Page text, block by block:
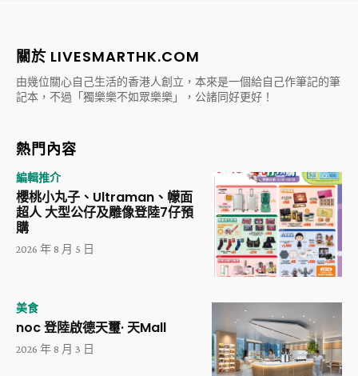
關於 LIVESMARTHK.COM
由幾位關心自己生活的香港人創立，本來是一個給自己作筆記的筆
記本，不過「獨樂樂不如眾樂樂」，公諸同好更好！
熱門內容
編輯推介
櫻桃小丸子、Ultraman、幪面
超人 大型公仔及雕像登陸7仔預
購
2026 年 8 月 5 日
美食
noc 登陸啟德天璽· 天Mall
2026 年 8 月 3 日